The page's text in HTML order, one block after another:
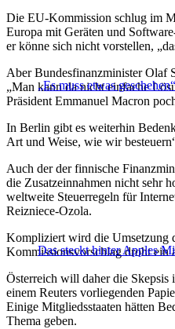
Die EU-Kommission schlug im
Europa mit Geräten und
er könne sich nicht vorstellen,
„Es muss etwas
Aber Bundesfinanzminister Olaf
„Man kann da nicht einfache
Präsident Emmanuel Macron
In Berlin gibt es weiterhin
Art und Weise, wie wir
Auch der der finnische
die Zusatzeinnahmen nicht sehr
weltweite Steuerregeln für
Reizniece-Ozola.
Das steckt hinter Apples
Kompliziert wird die Umsetzung
Kommissionsvorschlag droht ein
Österreich will daher die Skepsis
einem Reuters vorliegenden
Einige Mitgliedsstaaten hätten
Thema geben.